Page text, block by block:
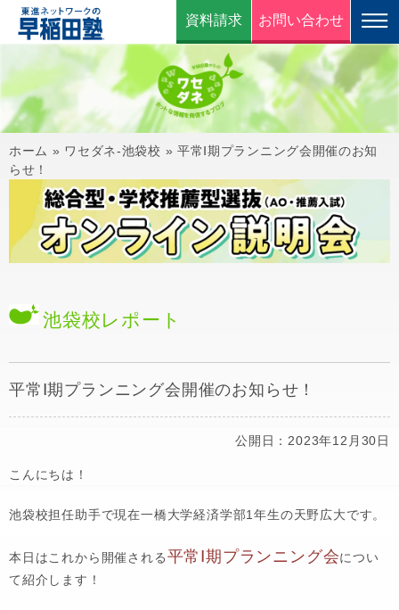
資料請求 お問い合わせ
ホーム » ワセダネ-池袋校 » 平常Ⅰ期プランニング会開催のお知
らせ！
池袋校レポート
平常Ⅰ期プランニング会開催のお知らせ！
公開日：2023年12月30日
こんにちは！
池袋校担任助手で現在一橋大学経済学部1年生の天野広大です。
本日はこれから開催される平常Ⅰ期プランニング会につい
て紹介します！